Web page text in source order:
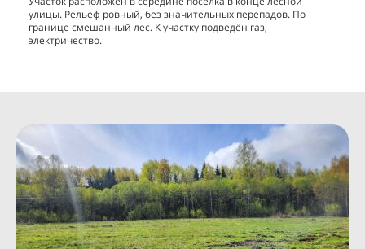
улицы. Рельеф ровный, без значительных перепадов. По
границе смешанный лес. К участку подведён газ,
электричество.